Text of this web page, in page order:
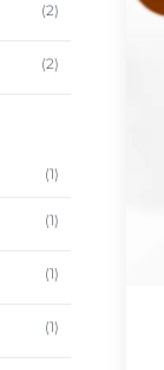
(2)
(2)
(1)
(1)
(1)
(1)